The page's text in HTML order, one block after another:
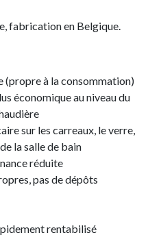
fabrication en Belgique.
(propre à la consommation)
économique au niveau du
sur les carreaux, le verre,
la salle de bain
réduite
pas de dépôts
rentabilisé